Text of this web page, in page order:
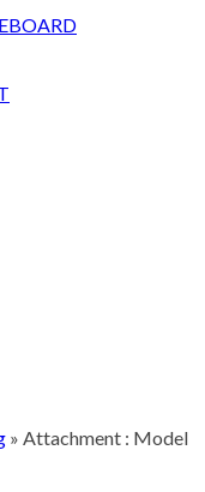
» Attachment : Model